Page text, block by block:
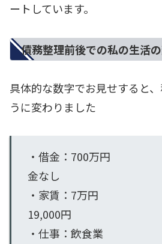
ートしています。
債務整理前後での私の生活
具体的な数字でお見せすると
うに変わりました
・借金：700
金なし
・家賃：7
19,000円
・仕事：飲